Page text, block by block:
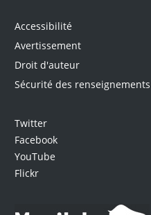
Accessibilité
Avertissement
Droit d'auteur
Sécurité des renseignements
Twitter
Facebook
YouTube
Flickr